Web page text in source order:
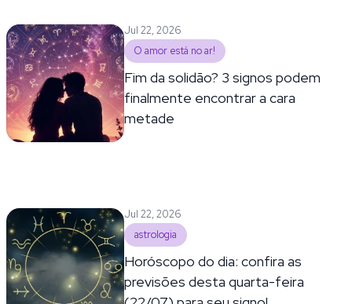
Jul 22, 2026
O amor está no ar!
Fim da solidão? 3 signos podem
finalmente encontrar a cara
metade
Jul 22, 2026
astrologia
Horóscopo do dia: confira as
previsões desta quarta-feira